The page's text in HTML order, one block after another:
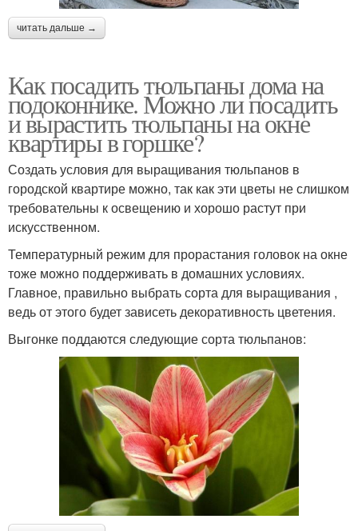
читать дальше →
Как посадить тюльпаны дома на
подоконнике. Можно ли посадить
и вырастить тюльпаны на окне
квартиры в горшке?
Создать условия для выращивания тюльпанов в
городской квартире можно, так как эти цветы не слишком
требовательны к освещению и хорошо растут при
искусственном.
Температурный режим для прорастания головок на окне
тоже можно поддерживать в домашних условиях.
Главное, правильно выбрать сорта для выращивания ,
ведь от этого будет зависеть декоративность цветения.
Выгонке поддаются следующие сорта тюльпанов: